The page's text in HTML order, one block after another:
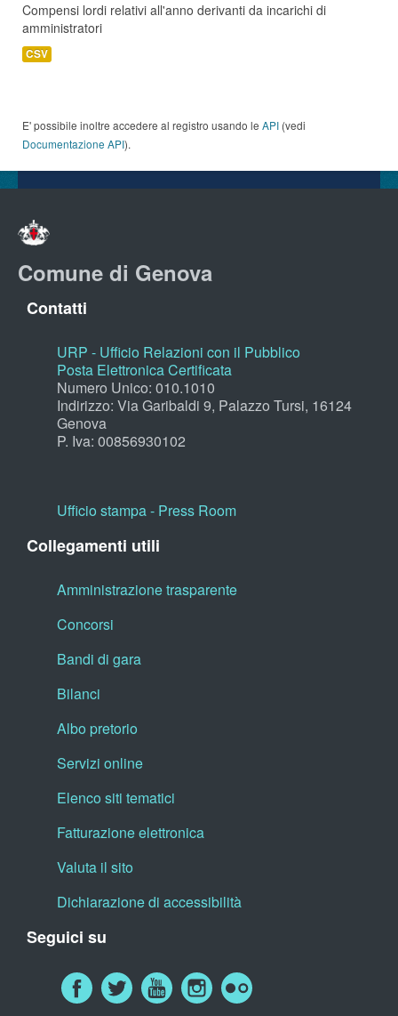
Compensi lordi relativi all'anno derivanti da incarichi di
amministratori
CSV
E' possibile inoltre accedere al registro usando le API (vedi
Documentazione API).
Comune di Genova
Contatti
URP - Ufficio Relazioni con il Pubblico
Posta Elettronica Certificata
Numero Unico: 010.1010
Indirizzo: Via Garibaldi 9, Palazzo Tursi, 16124
Genova
P. Iva: 00856930102
Ufficio stampa - Press Room
Collegamenti utili
Amministrazione trasparente
Concorsi
Bandi di gara
Bilanci
Albo pretorio
Servizi online
Elenco siti tematici
Fatturazione elettronica
Valuta il sito
Dichiarazione di accessibilità
Seguici su